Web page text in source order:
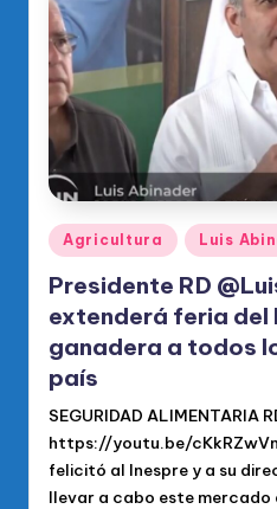
di
c
o
O
fi
ci
al
d
el
P
R
M
Publicado
en
Agricultura Luis
Presidente RD
extenderá feria del
ganadera a todos
país
SEGURIDAD ALIMENTARIA
https://youtu.be/
felicitó al Inespre y a su
llevar a cabo este